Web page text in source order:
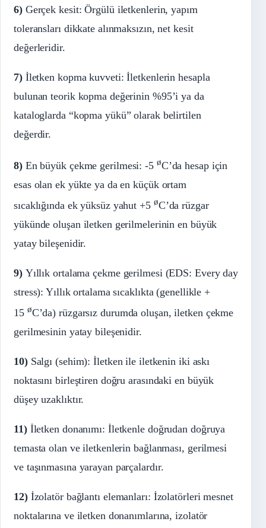
6)Gerçek kesit: Örgülü iletkenlerin, yapım
toleransları dikkate alınmaksızın, net kesit
değerleridir.
7)İletken kopma kuvveti: İletkenlerin hesapla
bulunan teorik kopma değerinin %95’i ya da
kataloglarda “kopma yükü” olarak belirtilen
değerdir.
8)En büyük çekme gerilmesi: -5 øC’da hesap için
esas olan ek yükte ya da en küçük ortam
sıcaklığında ek yüksüz yahut +5 øC’da rüzgar
yükünde oluşan iletken gerilmelerinin en büyük
yatay bileşenidir.
9)Yıllık ortalama çekme gerilmesi (EDS: Every day
stress): Yıllık ortalama sıcaklıkta (genellikle +
15 øC’da) rüzgarsız durumda oluşan, iletken çekme
gerilmesinin yatay bileşenidir.
10)Salgı (sehim): İletken ile iletkenin iki askı
noktasını birleştiren doğru arasındaki en büyük
düşey uzaklıktır.
11)İletken donanımı: İletkenle doğrudan doğruya
temasta olan ve iletkenlerin bağlanması, gerilmesi
ve taşınmasına yarayan parçalardır.
12)İzolatör bağlantı elemanları: İzolatörleri mesnet
noktalarına ve iletken donanımlarına, izolatör